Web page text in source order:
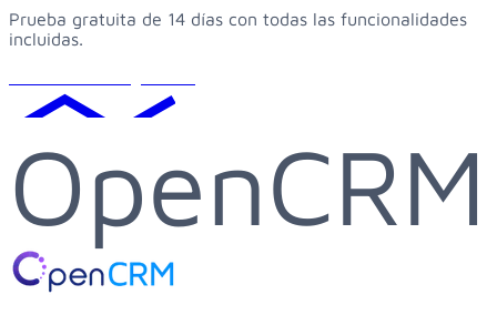
Prueba gratuita de 14 días con todas las funcionalidades
incluidas.
OpenCRM